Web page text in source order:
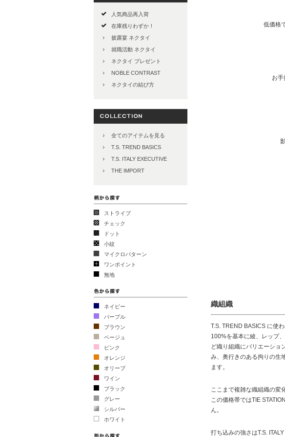
人気商品再入荷
在庫残りわずか！
披露宴 ネクタイ
就職活動 ネクタイ
ネクタイ プレゼント
NOBLE CONTRAST
ネクタイの結び方
全てのアイテムを見る
T.S. TREND BASICS
T.S. ITALY EXECUTIVE
THE IMPORT
ストライプ
チェック
ドット
小紋
マイクロパターン
ワンポイント
無地
ネイビー
パープル
ブラウン
ベージュ
ピンク
オレンジ
オリーブ
ワイン
ブラック
グレー
シルバー
ホワイト
低価格
お
織組織
T.S. TREND BASICS に使
100%を基本に綾、レップ
ど織り組織にバリエーショ
み、奥行きのある拘りの生
ます。
ここまで複雑な織組織の変
この価格帯ではTIE
ん。
打ち込みの強さはT.S.